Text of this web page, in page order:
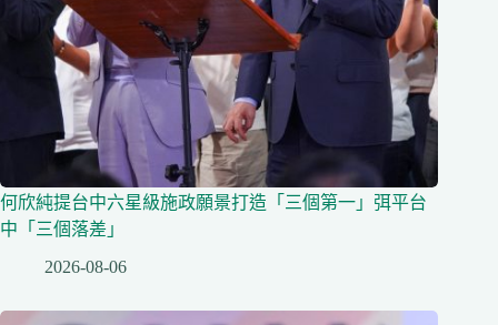
何欣純提台中六星級施政願景打造「三個第一」弭平台
中「三個落差」
2026-08-06